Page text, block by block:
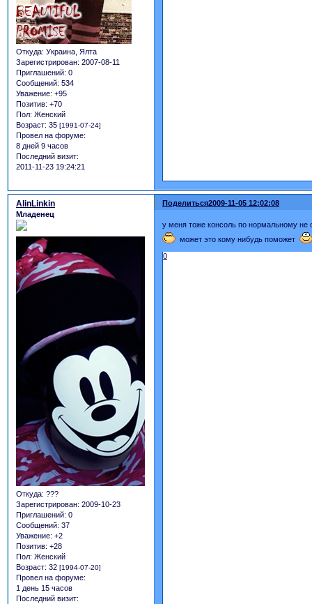
Откуда: Украина, Ялта
Зарегистрирован: 2007-08-11
Приглашений: 0
Сообщений: 534
Уважение: +95
Позитив: +70
Пол: Женский
Возраст: 35 [1991-07-24]
Провел на форуме:
8 дней 9 часов
Последний визит:
2011-11-23 19:24:21
Поделиться2009-11-05 12:02:08
AlinLinkin
Младенец
Откуда: ???
Зарегистрирован: 2009-10-23
Приглашений: 0
Сообщений: 37
Уважение: +2
Позитив: +28
Пол: Женский
Возраст: 32 [1994-07-20]
Провел на форуме:
1 день 15 часов
Последний визит:
у меня тоже консоль по нормальному не
может это кому нибудь поможет
0